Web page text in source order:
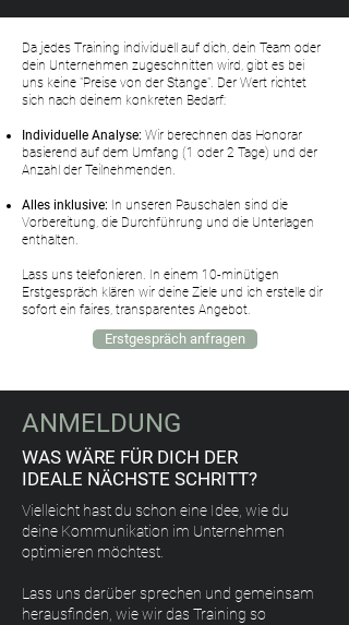
Da jedes Training individuell auf dich, dein Team oder
dein Unternehmen zugeschnitten wird, gibt es bei
uns keine "Preise von der Stange". Der Wert richtet
sich nach deinem konkreten Bedarf:
Individuelle Analyse: Wir berechnen das Honorar
basierend auf dem Umfang (1 oder 2 Tage) und der
Anzahl der Teilnehmenden.
Alles inklusive: In unseren Pauschalen sind die
Vorbereitung, die Durchführung und die Unterlagen
enthalten.
Lass uns telefonieren. In einem 10-minütigen
Erstgespräch klären wir deine Ziele und ich erstelle dir
sofort ein faires, transparentes Angebot.
Erstgespräch anfragen
ANMELDUNG
WAS WÄRE FÜR DICH DER
IDEALE NÄCHSTE SCHRITT?
Vielleicht hast du schon eine Idee, wie du
deine Kommunikation im Unternehmen
optimieren möchtest.
Lass uns darüber sprechen und gemeinsam
herausfinden, wie wir das Training so